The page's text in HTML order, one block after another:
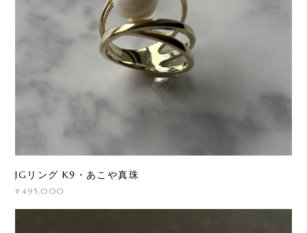
JGリング K9・あこや真珠
¥495,000